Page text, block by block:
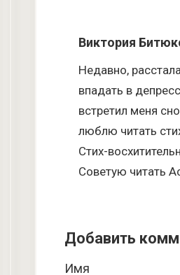
Виктория
Недавно,
впадать в
встретил меня
люблю читать
Стих-
Советую читать
Добавить
Имя